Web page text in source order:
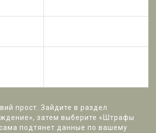
прост. Зайдите в раздел
затем выберите «Штрафы
подтянет данные по вашему